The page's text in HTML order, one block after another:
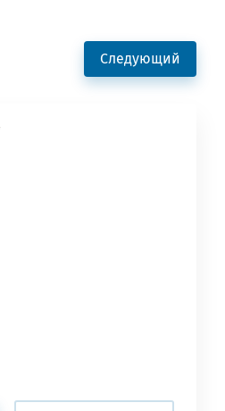
Следующий